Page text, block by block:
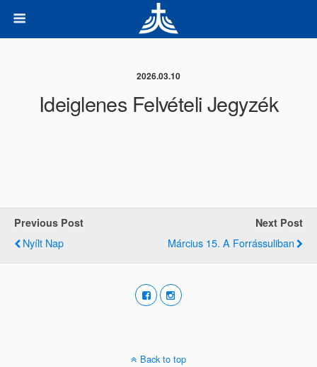
2026.03.10
Ideiglenes Felvételi Jegyzék
Previous Post
Nyílt Nap
Next Post
Március 15. A Forrássuliban
Back to top